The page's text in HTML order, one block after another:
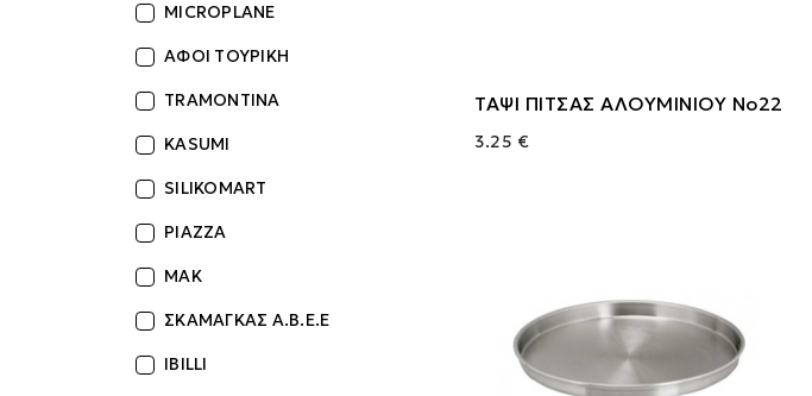
ΤΑΨΙ ΠΙΤΣΑΣ ΑΛΟΥΜΙΝΙΟΥ Νο22
3.25 €
MICROPLANE
ΑΦΟΙ ΤΟΥΡΙΚΗ
TRAMONTINA
KASUMI
SILIKOMART
PIAZZA
MAK
ΣΚΑΜΑΓΚΑΣ Α.Β.Ε.Ε
IBILLI